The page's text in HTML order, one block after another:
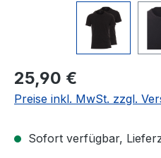
Regulärer Preis:
25,90 €
Preise inkl. MwSt. zzgl.
Sofort verfügbar,